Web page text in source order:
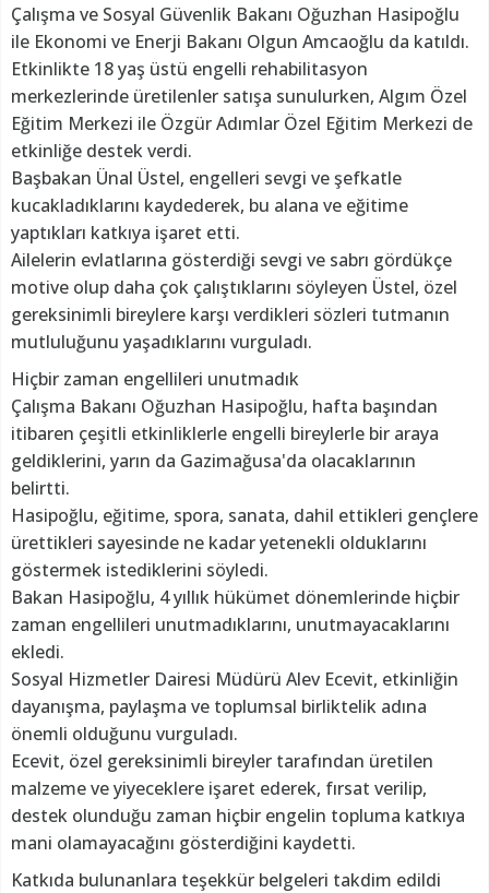
Çalışma ve Sosyal Güvenlik Bakanı Oğuzhan Hasipoğlu
ile Ekonomi ve Enerji Bakanı Olgun Amcaoğlu da katıldı.
Etkinlikte 18 yaş üstü engelli rehabilitasyon
merkezlerinde üretilenler satışa sunulurken, Algım Özel
Eğitim Merkezi ile Özgür Adımlar Özel Eğitim Merkezi de
etkinliğe destek verdi.
Başbakan Ünal Üstel, engelleri sevgi ve şefkatle
kucakladıklarını kaydederek, bu alana ve eğitime
yaptıkları katkıya işaret etti.
Ailelerin evlatlarına gösterdiği sevgi ve sabrı gördükçe
motive olup daha çok çalıştıklarını söyleyen Üstel, özel
gereksinimli bireylere karşı verdikleri sözleri tutmanın
mutluluğunu yaşadıklarını vurguladı.
Hiçbir zaman engellileri unutmadık
Çalışma Bakanı Oğuzhan Hasipoğlu, hafta başından
itibaren çeşitli etkinliklerle engelli bireylerle bir araya
geldiklerini, yarın da Gazimağusa'da olacaklarının
belirtti.
Hasipoğlu, eğitime, spora, sanata, dahil ettikleri gençlere
ürettikleri sayesinde ne kadar yetenekli olduklarını
göstermek istediklerini söyledi.
Bakan Hasipoğlu, 4 yıllık hükümet dönemlerinde hiçbir
zaman engellileri unutmadıklarını, unutmayacaklarını
ekledi.
Sosyal Hizmetler Dairesi Müdürü Alev Ecevit, etkinliğin
dayanışma, paylaşma ve toplumsal birliktelik adına
önemli olduğunu vurguladı.
Ecevit, özel gereksinimli bireyler tarafından üretilen
malzeme ve yiyeceklere işaret ederek, fırsat verilip,
destek olunduğu zaman hiçbir engelin topluma katkıya
mani olamayacağını gösterdiğini kaydetti.
Katkıda bulunanlara teşekkür belgeleri takdim edildi